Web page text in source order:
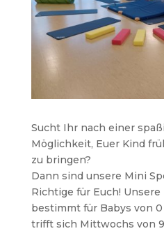
Sucht Ihr nach einer
Möglichkeit, Euer Kind
zu bringen?
Dann sind unsere Mini
Richtige für Euch!
bestimmt für Babys von 0
trifft sich Mittwochs von 9